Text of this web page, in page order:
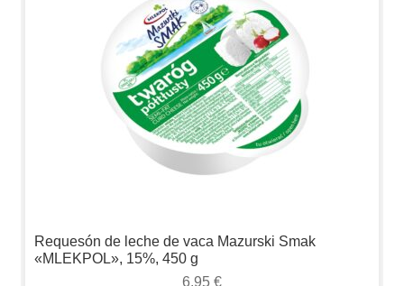
Requesón de leche de vaca Mazurski Smak
«MLEKPOL», 15%, 450 g
6,95 €